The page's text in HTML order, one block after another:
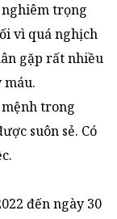
nghiêm trọng
vì quá nghịch
gặp rất nhiều
máu.
trong
suôn sẻ. Có
đến ngày 30